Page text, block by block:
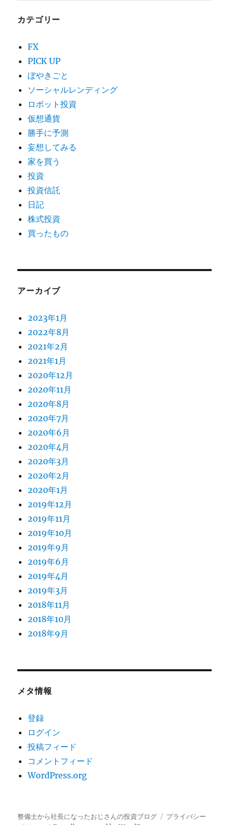
カテゴリー
FX
PICK UP
ぼやきごと
ソーシャルレンディング
ロボット投資
仮想通貨
勝手に予測
妄想してみる
家を買う
投資
投資信託
日記
株式投資
買ったもの
アーカイブ
2023年1月
2022年8月
2021年2月
2021年1月
2020年12月
2020年11月
2020年8月
2020年7月
2020年6月
2020年4月
2020年3月
2020年2月
2020年1月
2019年12月
2019年11月
2019年10月
2019年9月
2019年6月
2019年4月
2019年3月
2018年11月
2018年10月
2018年9月
メタ情報
登録
ログイン
投稿フィード
コメントフィード
WordPress.org
整備士から社長になったおじさんの投資ブログ
プライバシー